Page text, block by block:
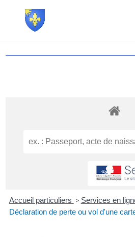
Accueil particuliers > Services en
Déclaration de perte ou vol d'une